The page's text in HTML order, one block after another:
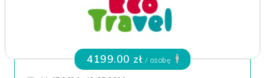
4199.00 zł / osobę